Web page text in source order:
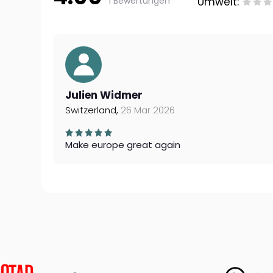
Julien Widmer
Switzerland, 26 Mar 2026
Make europe great again